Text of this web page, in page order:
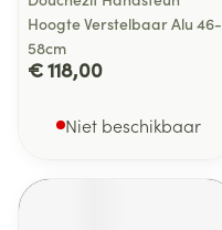
Hoogte Verstelbaar Alu 46-
58cm
€ 118,00
Niet beschikbaar